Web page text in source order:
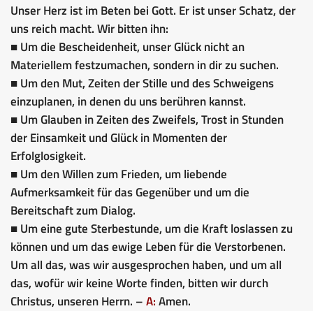
Unser Herz ist im Beten bei Gott. Er ist unser Schatz, der
uns reich macht. Wir bitten ihn:
■ Um die Bescheidenheit, unser Glück nicht an
Materiellem festzumachen, sondern in dir zu suchen.
■ Um den Mut, Zeiten der Stille und des Schweigens
einzuplanen, in denen du uns berühren kannst.
■ Um Glauben in Zeiten des Zweifels, Trost in Stunden
der Einsamkeit und Glück in Momenten der
Erfolglosigkeit.
■ Um den Willen zum Frieden, um liebende
Aufmerksamkeit für das Gegenüber und um die
Bereitschaft zum Dialog.
■ Um eine gute Sterbestunde, um die Kraft loslassen zu
können und um das ewige Leben für die Verstorbenen.
Um all das, was wir ausgesprochen haben, und um all
das, wofür wir keine Worte finden, bitten wir durch
Christus, unseren Herrn. –A:Amen.